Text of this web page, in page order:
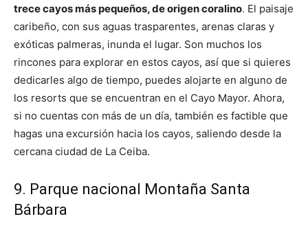
trece cayos más pequeños, de origen coralino. El paisaje
caribeño, con sus aguas trasparentes, arenas claras y
exóticas palmeras, inunda el lugar. Son muchos los
rincones para explorar en estos cayos, así que si quieres
dedicarles algo de tiempo, puedes alojarte en alguno de
los resorts que se encuentran en el Cayo Mayor. Ahora,
si no cuentas con más de un día, también es factible que
hagas una excursión hacia los cayos, saliendo desde la
cercana ciudad de La Ceiba.
9. Parque nacional Montaña Santa
Bárbara